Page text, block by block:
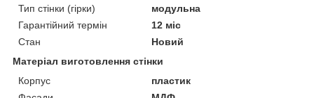
Тип стінки (гірки)
модульна
Гарантійний термін
12 міс
Стан
Новий
Матеріал виготовлення стінки
Корпус
пластик